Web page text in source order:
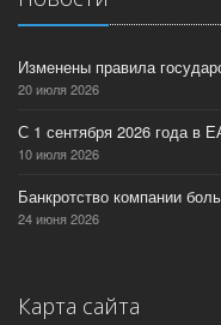
Изменены правила
20 июля 2026
С 1 сентября 2026 года в
10 июля 2026
Банкротство компании
24 июня 2026
Карта сайта